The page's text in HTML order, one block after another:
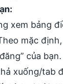
xem bảng
mặc
của
xuống/tab